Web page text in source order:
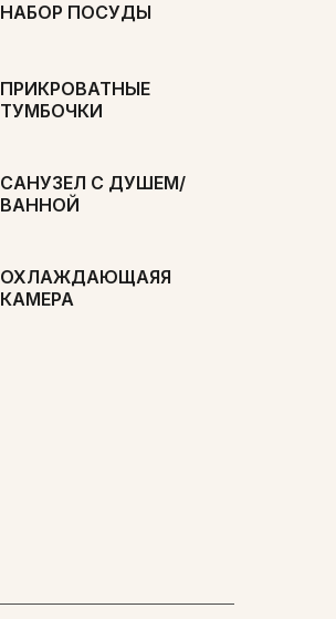
НАБОР ПОСУДЫ
ПРИКРОВАТНЫЕ
ТУМБОЧКИ
САНУЗЕЛ С ДУШЕМ/
ВАННОЙ
ОХЛАЖДАЮЩАЯЯ
КАМЕРА